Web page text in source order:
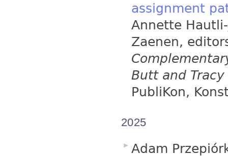
assignment
Annette
Zaenen,
Butt and
PubliKon,
2025
Adam